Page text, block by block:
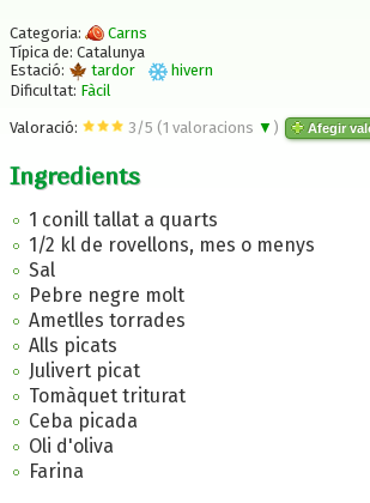
Categoria:
Carns
Típica de: Catalunya
Estació:
tardor
hivern
Dificultat: Fàcil
Valoració: 3 /5 (1 valoracions ▼ ) Afegir
Ingredients
1 conill tallat a quarts
1/2 kl de rovellons, mes o menys
Sal
Pebre negre molt
Ametlles torrades
Alls picats
Julivert picat
Tomàquet triturat
Ceba picada
Oli d'oliva
Farina